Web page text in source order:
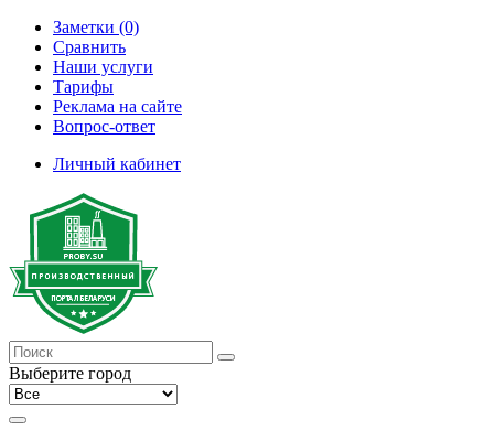
Заметки (0)
Сравнить
Наши услуги
Тарифы
Реклама на сайте
Вопрос-ответ
Личный кабинет
Выберите город